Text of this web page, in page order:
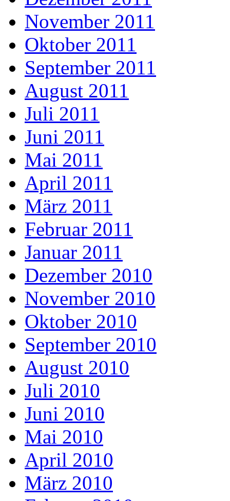
November 2011
Oktober 2011
September 2011
August 2011
Juli 2011
Juni 2011
Mai 2011
April 2011
März 2011
Februar 2011
Januar 2011
Dezember 2010
November 2010
Oktober 2010
September 2010
August 2010
Juli 2010
Juni 2010
Mai 2010
April 2010
März 2010